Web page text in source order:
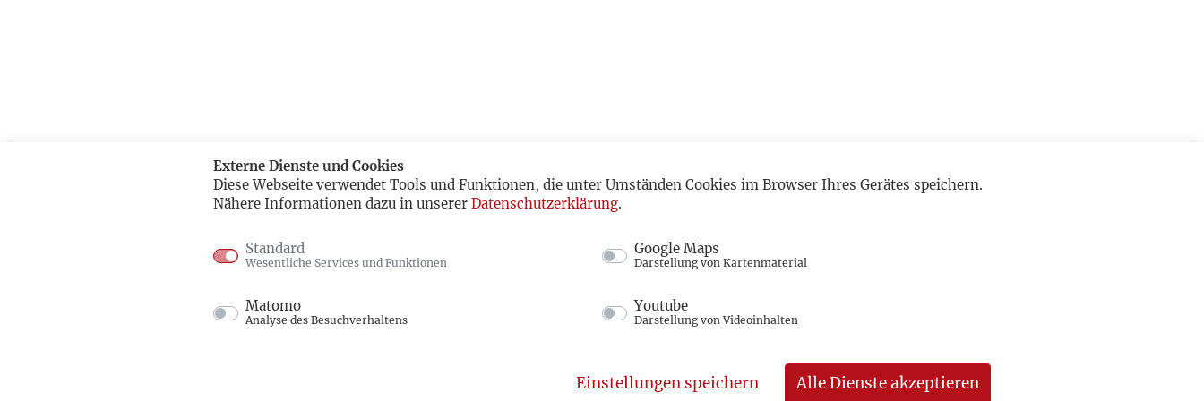
Externe Dienste und Cookies
Diese Webseite verwendet Tools und Funktionen, die unter Umständen Cookies im Browser Ihres Gerätes speichern.
Nähere Informationen dazu in unserer Datenschutzerklärung.
Standard
Wesentliche Services und Funktionen
Google Maps
Darstellung von Kartenmaterial
Matomo
Analyse des Besuchverhaltens
Youtube
Darstellung von Videoinhalten
Alle Dienste akzeptieren
Einstellungen speichern